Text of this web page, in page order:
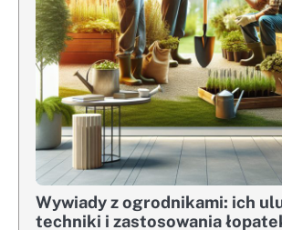
Wywiady z ogrodnikami: ich
techniki i zastosowania